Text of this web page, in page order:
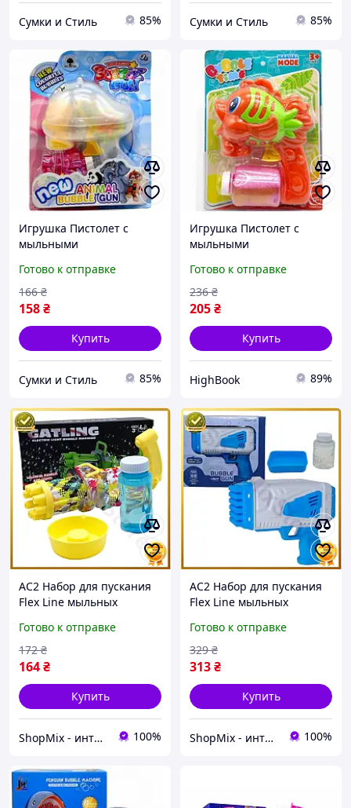
Сумки и Стиль 85% Сумки и Стиль 85%
Игрушка Пистолет с
мыльными
механический, подсветка
17
Готово к отправке
158₴
166 ₴
Купить
Сумки и Стиль 85%
Игрушка Пистолет с
мыльными
еский (оранжевый) DC
Готово к отправке
205₴
236 ₴
Купить
HighBook 89%
AC2 Набор для пускания
Flex Line мыльных
автомат для детей
игрушка для
развлечений DE
Готово к отправке
164₴
172 ₴
Купить
ShopMix - интернет-магазин сумок и аксессуаров 100%
AC2 Набор для пускания
Flex Line мыльных
автоматический пистолет
для детей с подсвет DE
Готово к отправке
313₴
329 ₴
Купить
ShopMix - интернет-магазин сумок и аксессуаров 100%